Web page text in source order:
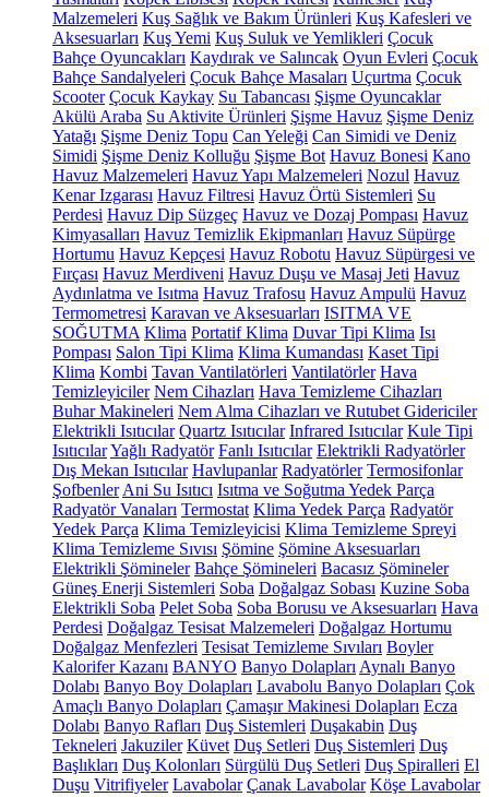
Malzemeleri Kuş Sağlık ve Bakım Ürünleri Kuş Kafesleri ve
Aksesuarları Kuş Yemi Kuş Suluk ve Yemlikleri Çocuk
Bahçe Oyuncakları Kaydırak ve Salıncak Oyun Evleri Çocuk
Bahçe Sandalyeleri Çocuk Bahçe Masaları Uçurtma Çocuk
Scooter Çocuk Kaykay Su Tabancası Şişme Oyuncaklar
Akülü Araba Su Aktivite Ürünleri Şişme Havuz Şişme Deniz
Yatağı Şişme Deniz Topu Can Yeleği Can Simidi ve Deniz
Simidi Şişme Deniz Kolluğu Şişme Bot Havuz Bonesi Kano
Havuz Malzemeleri Havuz Yapı Malzemeleri Nozul Havuz
Kenar Izgarası Havuz Filtresi Havuz Örtü Sistemleri Su
Perdesi Havuz Dip Süzgeç Havuz ve Dozaj Pompası Havuz
Kimyasalları Havuz Temizlik Ekipmanları Havuz Süpürge
Hortumu Havuz Kepçesi Havuz Robotu Havuz Süpürgesi ve
Fırçası Havuz Merdiveni Havuz Duşu ve Masaj Jeti Havuz
Aydınlatma ve Isıtma Havuz Trafosu Havuz Ampulü Havuz
Termometresi Karavan ve Aksesuarları ISITMA VE
SOĞUTMA Klima Portatif Klima Duvar Tipi Klima Isı
Pompası Salon Tipi Klima Klima Kumandası Kaset Tipi
Klima Kombi Tavan Vantilatörleri Vantilatörler Hava
Temizleyiciler Nem Cihazları Hava Temizleme Cihazları
Buhar Makineleri Nem Alma Cihazları ve Rutubet Gidericiler
Elektrikli Isıtıcılar Quartz Isıtıcılar Infrared Isıtıcılar Kule Tipi
IsıtıcılarYağlı Radyatör Fanlı Isıtıcılar Elektrikli Radyatörler
Dış Mekan Isıtıcılar Havlupanlar Radyatörler Termosifonlar
Şofbenler Ani Su Isıtıcı Isıtma ve Soğutma Yedek Parça
Radyatör Vanaları Termostat Klima Yedek Parça Radyatör
Yedek Parça Klima Temizleyicisi Klima Temizleme Spreyi
Klima Temizleme Sıvısı Şömine Şömine Aksesuarları
Elektrikli Şömineler Bahçe Şömineleri Bacasız Şömineler
Güneş Enerji Sistemleri Soba Doğalgaz Sobası Kuzine Soba
Elektrikli Soba Pelet Soba Soba Borusu ve Aksesuarları Hava
Perdesi Doğalgaz Tesisat Malzemeleri Doğalgaz Hortumu
Doğalgaz Menfezleri Tesisat Temizleme Sıvıları Boyler
Kalorifer Kazanı BANYO Banyo Dolapları Aynalı Banyo
Dolabı Banyo Boy Dolapları Lavabolu Banyo Dolapları Çok
Amaçlı Banyo Dolapları Çamaşır Makinesi Dolapları Ecza
Dolabı Banyo Rafları Duş Sistemleri Duşakabin Duş
Tekneleri Jakuziler Küvet Duş Setleri Duş Sistemleri Duş
Başlıkları Duş Kolonları Sürgülü Duş Setleri Duş Spiralleri El
Duşu Vitrifiyeler Lavabolar Çanak Lavabolar Köşe Lavabolar